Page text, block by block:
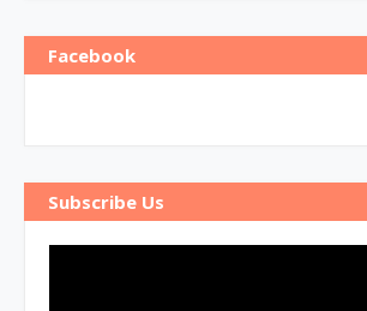
Facebook
Subscribe Us